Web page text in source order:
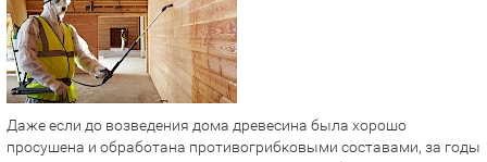
Даже если до возведения дома древесина была хорошо
просушена и обработана противогрибковыми составами, за годы